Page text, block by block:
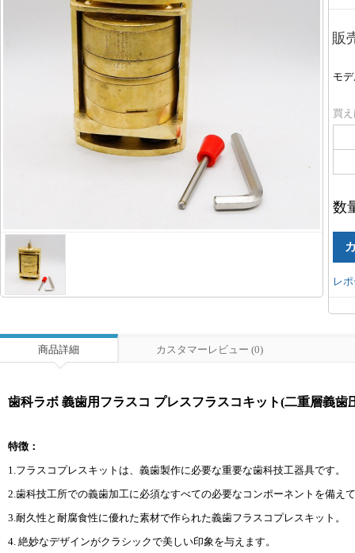
販
モ
買
数
レ
商品詳細 カスタマーレビュー (0)
歯科ラボ 義歯用フラスコ プレスフラスコキット(二重層義歯
特徴：
1.フラスコプレスキットは、義歯製作に必要な重要な歯科技工器具です。
2.歯科技工所での義歯加工に必須なすべての必要なコンポーネントを備え
3.耐久性と耐腐食性に優れた素材で作られた義歯フラスコプレスキット。
4. 絶妙なデザインがクラシックで美しい印象を与えます。